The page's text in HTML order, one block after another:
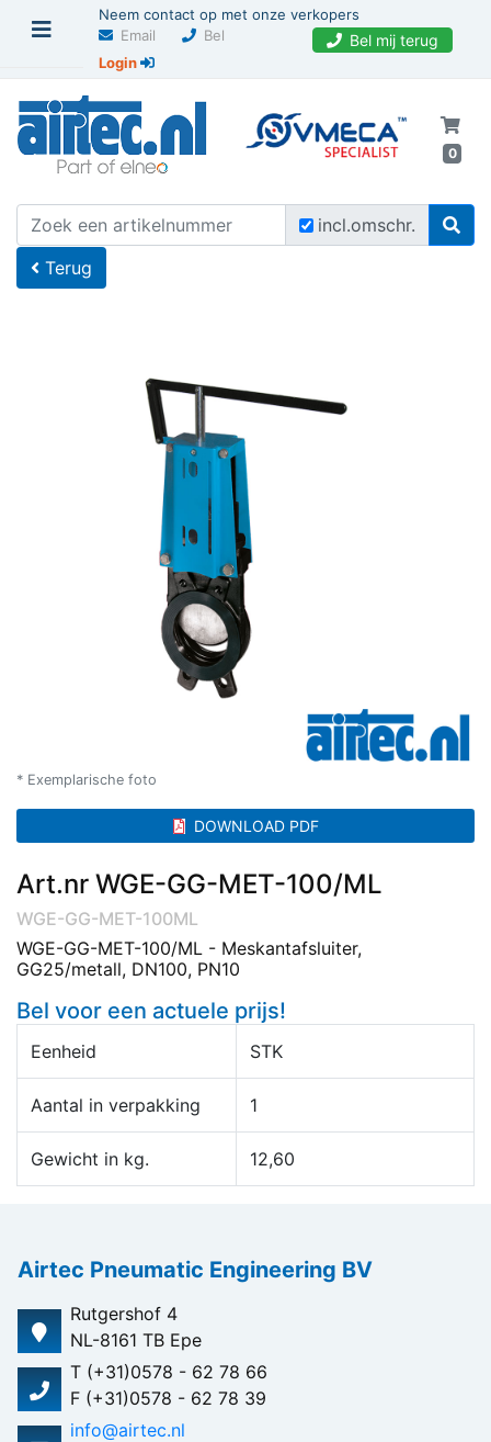
Neem contact op met onze verkopers
Email
Bel Bel mij terug
Login
0
incl.omschr.
U bevindt zich hier Home
Terug
* Exemplarische foto
DOWNLOAD PDF
Art.nr WGE-GG-MET-100/ML
WGE-GG-MET-100ML
WGE-GG-MET-100/ML - Meskantafsluiter,
GG25/metall, DN100, PN10
Bel voor een actuele prijs!
Eenheid STK
Aantal in verpakking 1
Gewicht in kg. 12,60
Airtec Pneumatic Engineering BV
Rutgershof 4
NL-8161 TB Epe
T (+31)0578 - 62 78 66
F (+31)0578 - 62 78 39
info@airtec.nl